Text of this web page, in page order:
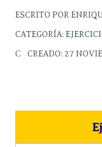
ESCRITO POR
CATEGORÍA:
CREADO: 27